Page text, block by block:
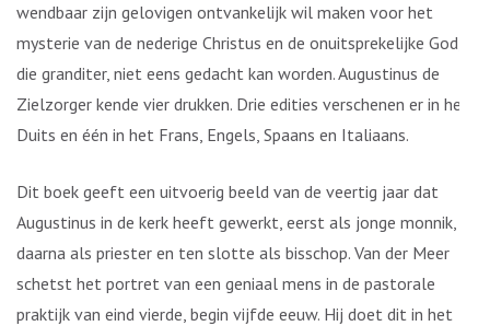
wendbaar zijn gelovigen ontvankelijk wil maken voor het
mysterie van de nederige Christus en de onuitsprekelijke God,
die granditer, niet eens gedacht kan worden. Augustinus de
Zielzorger kende vier drukken. Drie edities verschenen er in het
Duits en één in het Frans, Engels, Spaans en Italiaans.
Dit boek geeft een uitvoerig beeld van de veertig jaar dat
Augustinus in de kerk heeft gewerkt, eerst als jonge monnik,
daarna als priester en ten slotte als bisschop. Van der Meer
schetst het portret van een geniaal mens in de pastorale
praktijk van eind vierde, begin vijfde eeuw. Hij doet dit in het